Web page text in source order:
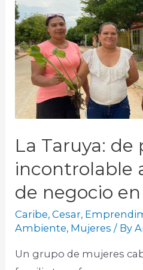
La Taruya: de
incontrolable
de negocio
Caribe,Cesar,
Ambiente, Mujeres / By
Un grupo de mujeres